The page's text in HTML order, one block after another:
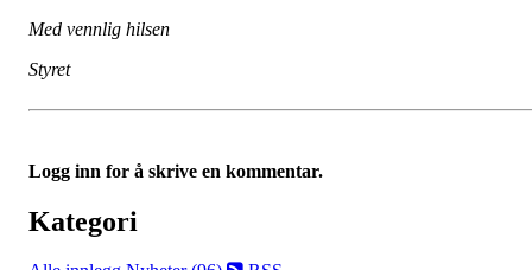
Med vennlig hilsen
Styret
Logg inn for å skrive en kommentar.
Kategori